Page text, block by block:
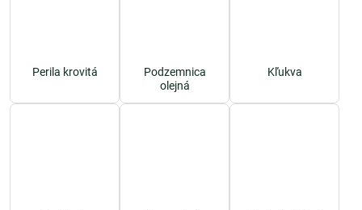
Perila krovitá
Podzemnica
olejná
Kľukva